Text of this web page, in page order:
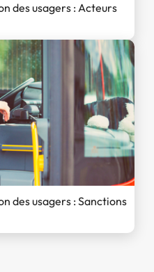
des usagers : Acteurs
des usagers : Sanctions